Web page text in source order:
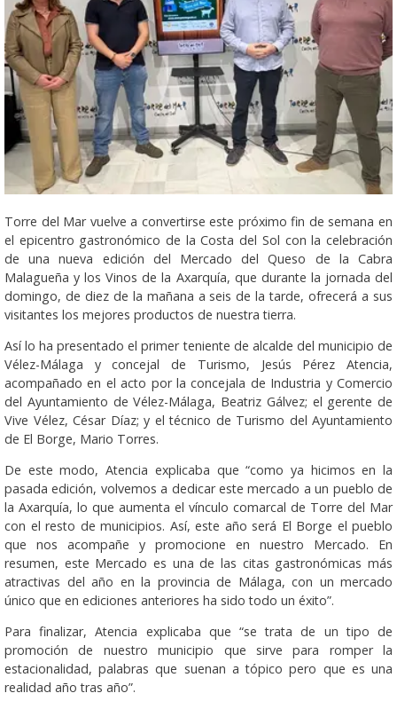
Torre del Mar vuelve a convertirse este próximo fin de semana en
el epicentro gastronómico de la Costa del Sol con la celebración
de una nueva edición del Mercado del Queso de la Cabra
Malagueña y los Vinos de la Axarquía, que durante la jornada del
domingo, de diez de la mañana a seis de la tarde, ofrecerá a sus
visitantes los mejores productos de nuestra tierra.
Así lo ha presentado el primer teniente de alcalde del municipio de
Vélez-Málaga y concejal de Turismo, Jesús Pérez Atencia,
acompañado en el acto por la concejala de Industria y Comercio
del Ayuntamiento de Vélez-Málaga, Beatriz Gálvez; el gerente de
Vive Vélez, César Díaz; y el técnico de Turismo del Ayuntamiento
de El Borge, Mario Torres.
De este modo, Atencia explicaba que “como ya hicimos en la
pasada edición, volvemos a dedicar este mercado a un pueblo de
la Axarquía, lo que aumenta el vínculo comarcal de Torre del Mar
con el resto de municipios. Así, este año será El Borge el pueblo
que nos acompañe y promocione en nuestro Mercado. En
resumen, este Mercado es una de las citas gastronómicas más
atractivas del año en la provincia de Málaga, con un mercado
único que en ediciones anteriores ha sido todo un éxito”.
Para finalizar, Atencia explicaba que “se trata de un tipo de
promoción de nuestro municipio que sirve para romper la
estacionalidad, palabras que suenan a tópico pero que es una
realidad año tras año”.